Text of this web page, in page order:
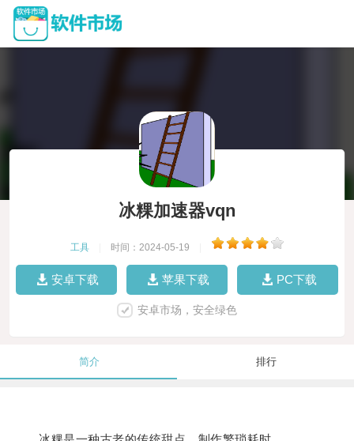
冰粿加速器vqn
工具 时间：2024-05-19
安卓下载 苹果下载 PC下载
安卓市场，安全绿色
简介 排行